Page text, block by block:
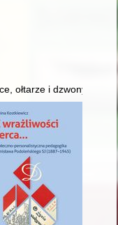
urszulanek
ołtarze i dzwony w